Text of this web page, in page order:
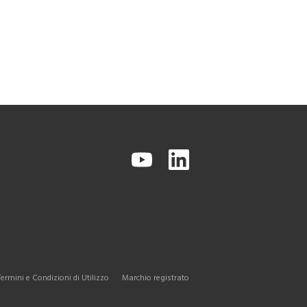
e Condizioni di Utilizzo Marchio registrato